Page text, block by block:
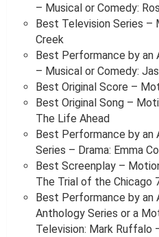
– Musical or Comedy:
Best Television Series –
Creek
Best Performance by an
– Musical or Comedy:
Best Original Score –
Best Original Song –
The Life Ahead
Best Performance by an
Series – Drama: Emma
Best Screenplay –
The Trial of the Chicago
Best Performance by an
Anthology Series or a
Television: Mark Ruffalo